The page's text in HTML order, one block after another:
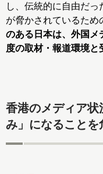
し、伝統的に自由だっ
が脅かされているため
のある日本は、外国メ
度の取材・報道環境と
香港のメディア状
み」になることを